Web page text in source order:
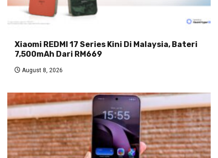
Xiaomi REDMI 17 Series Kini Di Malaysia, Bateri
7,500mAh Dari RM669
August 8, 2026